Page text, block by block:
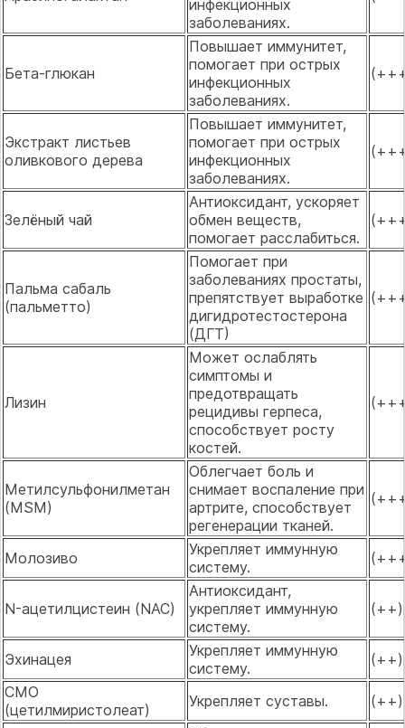
инфекционных
заболеваниях.
Бета-глюкан
Повышает иммунитет,
помогает при острых
инфекционных
заболеваниях.
Экстракт листьев
оливкового дерева
Повышает иммунитет,
помогает при острых
инфекционных
заболеваниях.
Зелёный чай
Антиоксидант, ускоряет
обмен веществ,
помогает расслабиться.
Пальма сабаль
(пальметто)
Помогает при
заболеваниях простаты,
препятствует выработке
дигидротестостерона
(ДГТ)
Лизин
Может ослаблять
симптомы и
предотвращать
рецидивы герпеса,
способствует росту
костей.
Метилсульфонилметан
(MSM)
Облегчает боль и
снимает воспаление при
артрите, способствует
регенерации тканей.
Молозиво
Укрепляет иммунную
систему.
N-ацетилцистеин (NAC)
Антиоксидант,
укрепляет иммунную
систему.
(++)
Эхинацея
Укрепляет иммунную
систему.
(++)
СМО
(цетилмиристолеат)
Укрепляет суставы. (++)